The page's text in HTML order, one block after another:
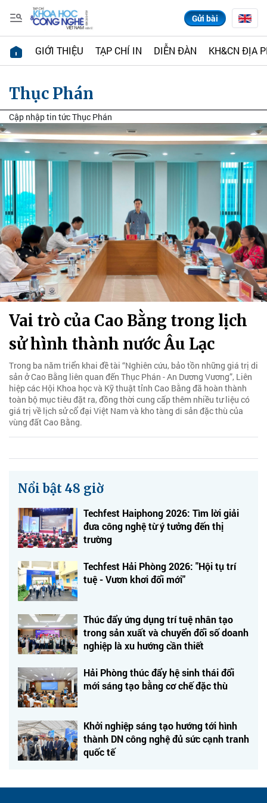
Gửi bài
GIỚI THIỆU TẠP CHÍ IN DIỄN ĐÀN KH&CN ĐỊA
Thục Phán
Cập nhập tin tức Thục Phán
Vai trò của Cao Bằng trong lịch
sử hình thành nước Âu Lạc
Trong ba năm triển khai đề tài “Nghiên cứu, bảo tồn những giá trị di
sản ở Cao Bằng liên quan đến Thục Phán - An Dương Vương”, Liên
hiệp các Hội Khoa học và Kỹ thuật tỉnh Cao Bằng đã hoàn thành
toàn bộ mục tiêu đặt ra, đồng thời cung cấp thêm nhiều tư liệu có
giá trị về lịch sử cổ đại Việt Nam và kho tàng di sản đặc thù của
vùng đất Cao Bằng.
Nổi bật 48 giờ
Techfest Haiphong 2026: Tìm lời giải
đưa công nghệ từ ý tưởng đến thị
trường
Techfest Hải Phòng 2026: "Hội tụ trí
tuệ - Vươn khơi đổi mới"
Thúc đẩy ứng dụng trí tuệ nhân tạo
trong sản xuất và chuyển đổi số doanh
nghiệp là xu hướng cần thiết
Hải Phòng thúc đẩy hệ sinh thái đổi
mới sáng tạo bằng cơ chế đặc thù
Khởi nghiệp sáng tạo hướng tới hình
thành DN công nghệ đủ sức cạnh tranh
quốc tế